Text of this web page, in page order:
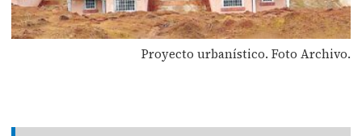
Proyecto urbanístico. Foto Archivo.